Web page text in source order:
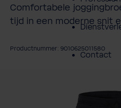
Contact
Comfortabele
tijd in een moderne snit
Productnummer: 9010625011580